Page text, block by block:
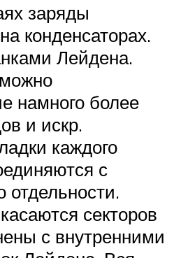
заряды
конденсаторах.
Лейдена.
намного более
и искр.
каждого
с
отдельности.
секторов
с внутренними